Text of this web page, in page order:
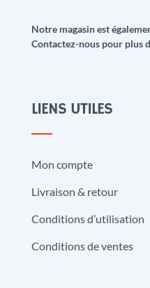
Notre magasin est
Contactez-nous pour plus
LIENS UTILES
Mon compte
Livraison & retour
Conditions d’utilisation
Conditions de ventes